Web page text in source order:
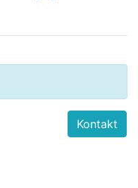
Kontakt